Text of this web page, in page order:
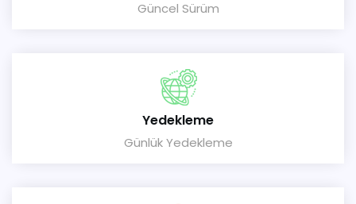
Güncel Sürüm
Yedekleme
Günlük Yedekleme